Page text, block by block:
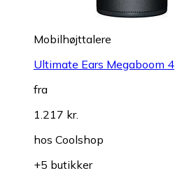
Mobilhøjttalere
Ultimate Ears Megaboom 4
fra
1.217 kr.
hos Coolshop
+5 butikker